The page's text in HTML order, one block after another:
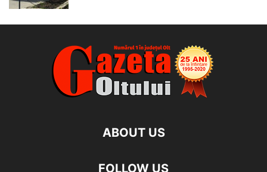
ABOUT US
FOLLOW US